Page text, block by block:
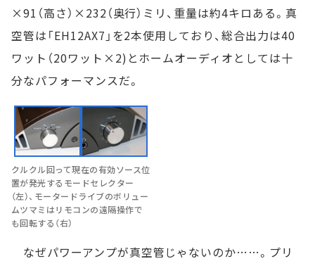
×91（高さ）×232（奥行）ミリ、重量は約4キロある。真
空管は「EH12AX7」を2本使用しており、総合出力は40
ワット（20ワット×2)とホームオーディオとしては十
分なパフォーマンスだ。
クルクル回って現在の有効ソース位
置が発光するモードセレクター
（左）、モータードライブのボリュー
ムツマミはリモコンの遠隔操作で
も回転する（右）
なぜパワーアンプが真空管じゃないのか……。プリ